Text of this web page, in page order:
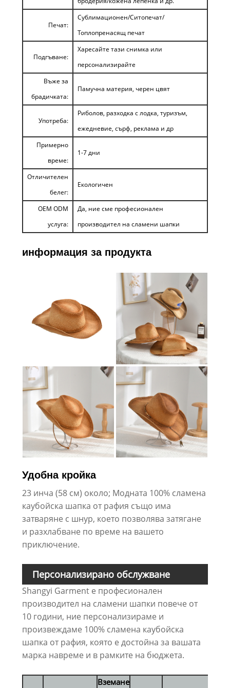
Печат:
Сублимационен/Ситопечат/
Топлопренасящ печат
Подгъване:
Харесайте тази снимка или
персонализирайте
Въже за
брадичката:
Памучна материя, черен цвят
Употреба:
Риболов, разходка с лодка, туризъм,
ежедневие, сърф, реклама и др
Примерно
време:
1-7 дни
Отличителен
белег:
Екологичен
OEM ODM
услуга:
Да, ние сме професионален
производител на сламени шапки
информация за продукта
Удобна кройка
23 инча (58 см) около; Модната 100% сламена
каубойска шапка от рафия също има
затваряне с шнур, което позволява затягане
и разхлабване по време на вашето
приключение.
Персонализирано обслужване
Shangyi Garment е професионален
производител на сламени шапки повече от
10 години, ние персонализираме и
произвеждаме 100% сламена каубойска
шапка от рафия, която е достойна за вашата
марка навреме и в рамките на бюджета.
Вземане